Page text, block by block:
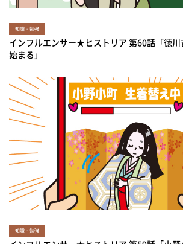
知識・勉強
インフルエンサー★ヒストリア 第60話「徳
始まる」
知識・勉強